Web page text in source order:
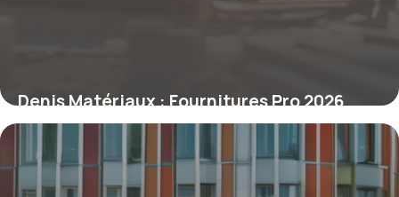
Denis Matériaux : Fournitures Pro 2026